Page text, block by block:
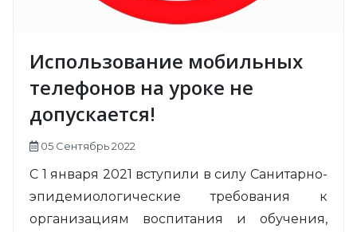
Использование мобильных
телефонов на уроке не
допускается!
05 Сентябрь 2022
С 1 января 2021 вступили в силу Санитарно-
эпидемиологические требования к
организациям воспитания и обучения,